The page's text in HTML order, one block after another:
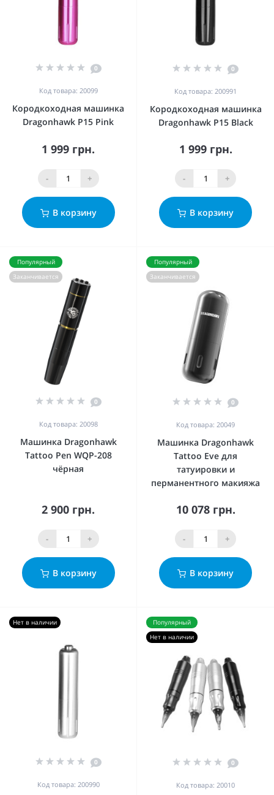
0
Код товара: 20099
Кородкоходная машинка
Dragonhawk P15 Pink
1 999 грн.
- +
В корзину
0
Код товара: 200991
Кородкоходная машинка
Dragonhawk P15 Black
1 999 грн.
- +
В корзину
Популярный
Заканчивается
0
Код товара: 20098
Машинка Dragonhawk
Tattoo Pen WQP-208
чёрная
2 900 грн.
- +
В корзину
Популярный
Заканчивается
0
Код товара: 20049
Машинка Dragonhawk
Tattoo Eve для
татуировки и
перманентного макияжа
10 078 грн.
- +
В корзину
Нет в наличии
0
Код товара: 200990
Популярный
Нет в наличии
0
Код товара: 20010